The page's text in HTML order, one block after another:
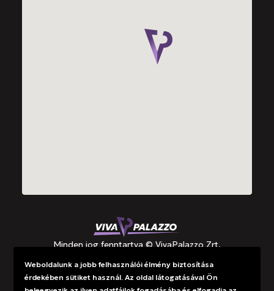
Minden jog fenntartva © VivaPalazzo Zrt.
Támogatások
Weboldalunk a jobb felhasználói élmény biztosítása
érdekében sütiket használ. Az oldal látogatásával Ön